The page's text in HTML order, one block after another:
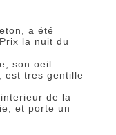
a été
la nuit du
son oeil
est tres gentille
de la
et porte un